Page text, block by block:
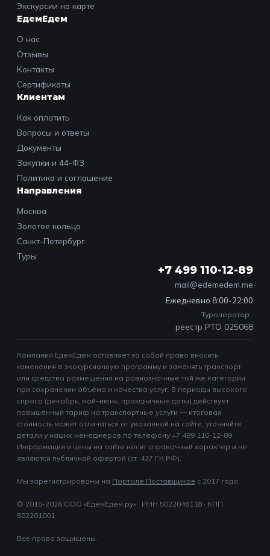
Экскурсии на карте
ЕдемЕдем
О нас
Отзывы
Контакты
Сертификаты
Клиентам
Как оплатить
Вопросы и ответы
Документы
Закупки и 44-ФЗ
Политика и соглашение
Направления
Москва
Золотое кольцо
Санкт-Петербург
Туры
+7 499 110-12-89
mail@edemedem.me
Ежедневно 8:00-22:00
Туроператор ·
реестр РТО 025068
Компания ЕдемЕдем оставляет за собой право вносить
изменения в экскурсионную программу и заменять транспорт
или средства размещения на равнозначные той же категории
при сохранении объёма и качества услуг. В периоды высокого
спроса (декабрь, май–июнь, праздничные даты) действует
повышенный тариф на транспортные услуги — итоговая
стоимость может отличаться от указанной на сайте; уточняйте
детали у наших менеджеров по телефону +7 499 110-12-89.
Информация и цены на сайте носят справочный характер и не
являются публичной офертой (ст. 437 ГК РФ).
Мы зарегистрированы на Портале Поставщиков c 2017 года.
© 2015-2026 ООО «ЕдемЕдем.ру» · ИНН 5022048118 · КПП
502201001
Все права защищены.